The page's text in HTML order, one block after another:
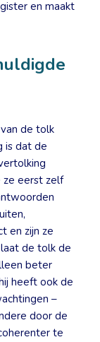
en maakt
de tolk
is dat de
ze eerst zelf
en zijn ze
de tolk de
beter
heeft ook de
–
door de
te